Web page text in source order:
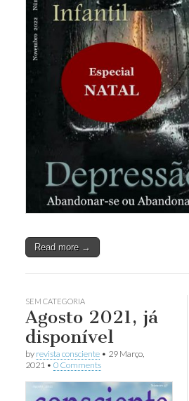
Read more →
SEM CATEGORIA
Agosto 2021, já
disponível
by revista consciente• 29 Março,
2021 • 0 Comments